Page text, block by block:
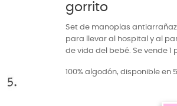
gorrito
Set de manoplas
para llevar al hospital y al
de vida del bebé. Se vende 1
100% algodón, disponible en